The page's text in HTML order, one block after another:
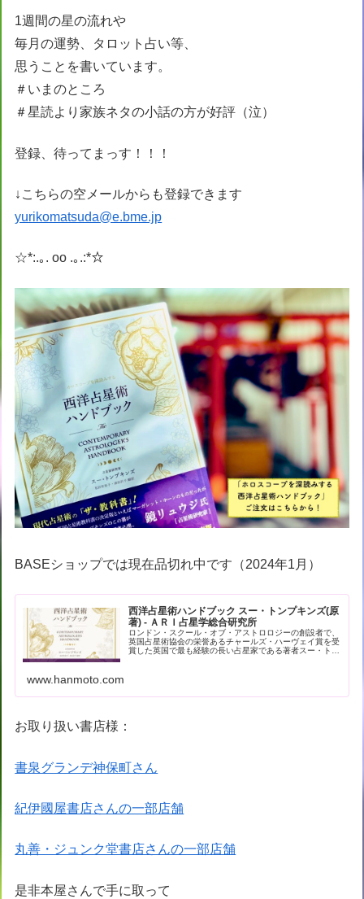
1週間の星の流れや
毎月の運勢、タロット占い等、
思うことを書いています。
＃いまのところ
＃星読より家族ネタの小話の方が好評（泣）
登録、待ってまっす！！！
↓こちらの空メールからも登録できます
yurikomatsuda@e.bme.jp
☆*:.｡. oo .｡.:*☆
BASEショップでは現在品切れ中です（2024年1月）
西洋占星術ハンドブック スー・トンプキンズ(原
著) - ＡＲＩ占星学総合研究所
ロンドン・スクール・オブ・アストロロジーの創設者で、
英国占星術協会の栄誉あるチャールズ・ハーヴェイ賞を受
賞した英国で最も経験の長い占星家である著者スー・トン
www.hanmoto.com
お取り扱い書店様：
書泉グランデ神保町さん
紀伊國屋書店さんの一部店舗
丸善・ジュンク堂書店さんの一部店舗
是非本屋さんで手に取って